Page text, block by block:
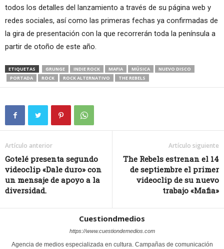
todos los detalles del lanzamiento a través de su página web y
redes sociales, así como las primeras fechas ya confirmadas de
la gira de presentación con la que recorrerán toda la península a
partir de otoño de este año.
ETIQUETAS GRUNGE INDIE ROCK MAFIA MÚSICA
NUEVO DISCO
PORTADA
ROCK ROCK ALTERNATIVO THE REBELS
Artículo anterior
Gotelé presenta segundo
videoclip «Dale duro» con
un mensaje de apoyo a la
diversidad.
Artículo siguiente
The Rebels estrenan el 14
de septiembre el primer
videoclip de su nuevo
trabajo «Mafia»
Cuestiondmedios
https://www.cuestiondemedios.com
Agencia de medios especializada en cultura. Campañas de comunicación